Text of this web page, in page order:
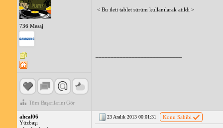
736 Mesaj
Tüm Başarılarını Gör
< Bu ileti tablet sürüm kullanılarak atıldı >
ahcal06
Yüzbaşı
23 Aralık 2013 00:01:31 Konu Sahibi